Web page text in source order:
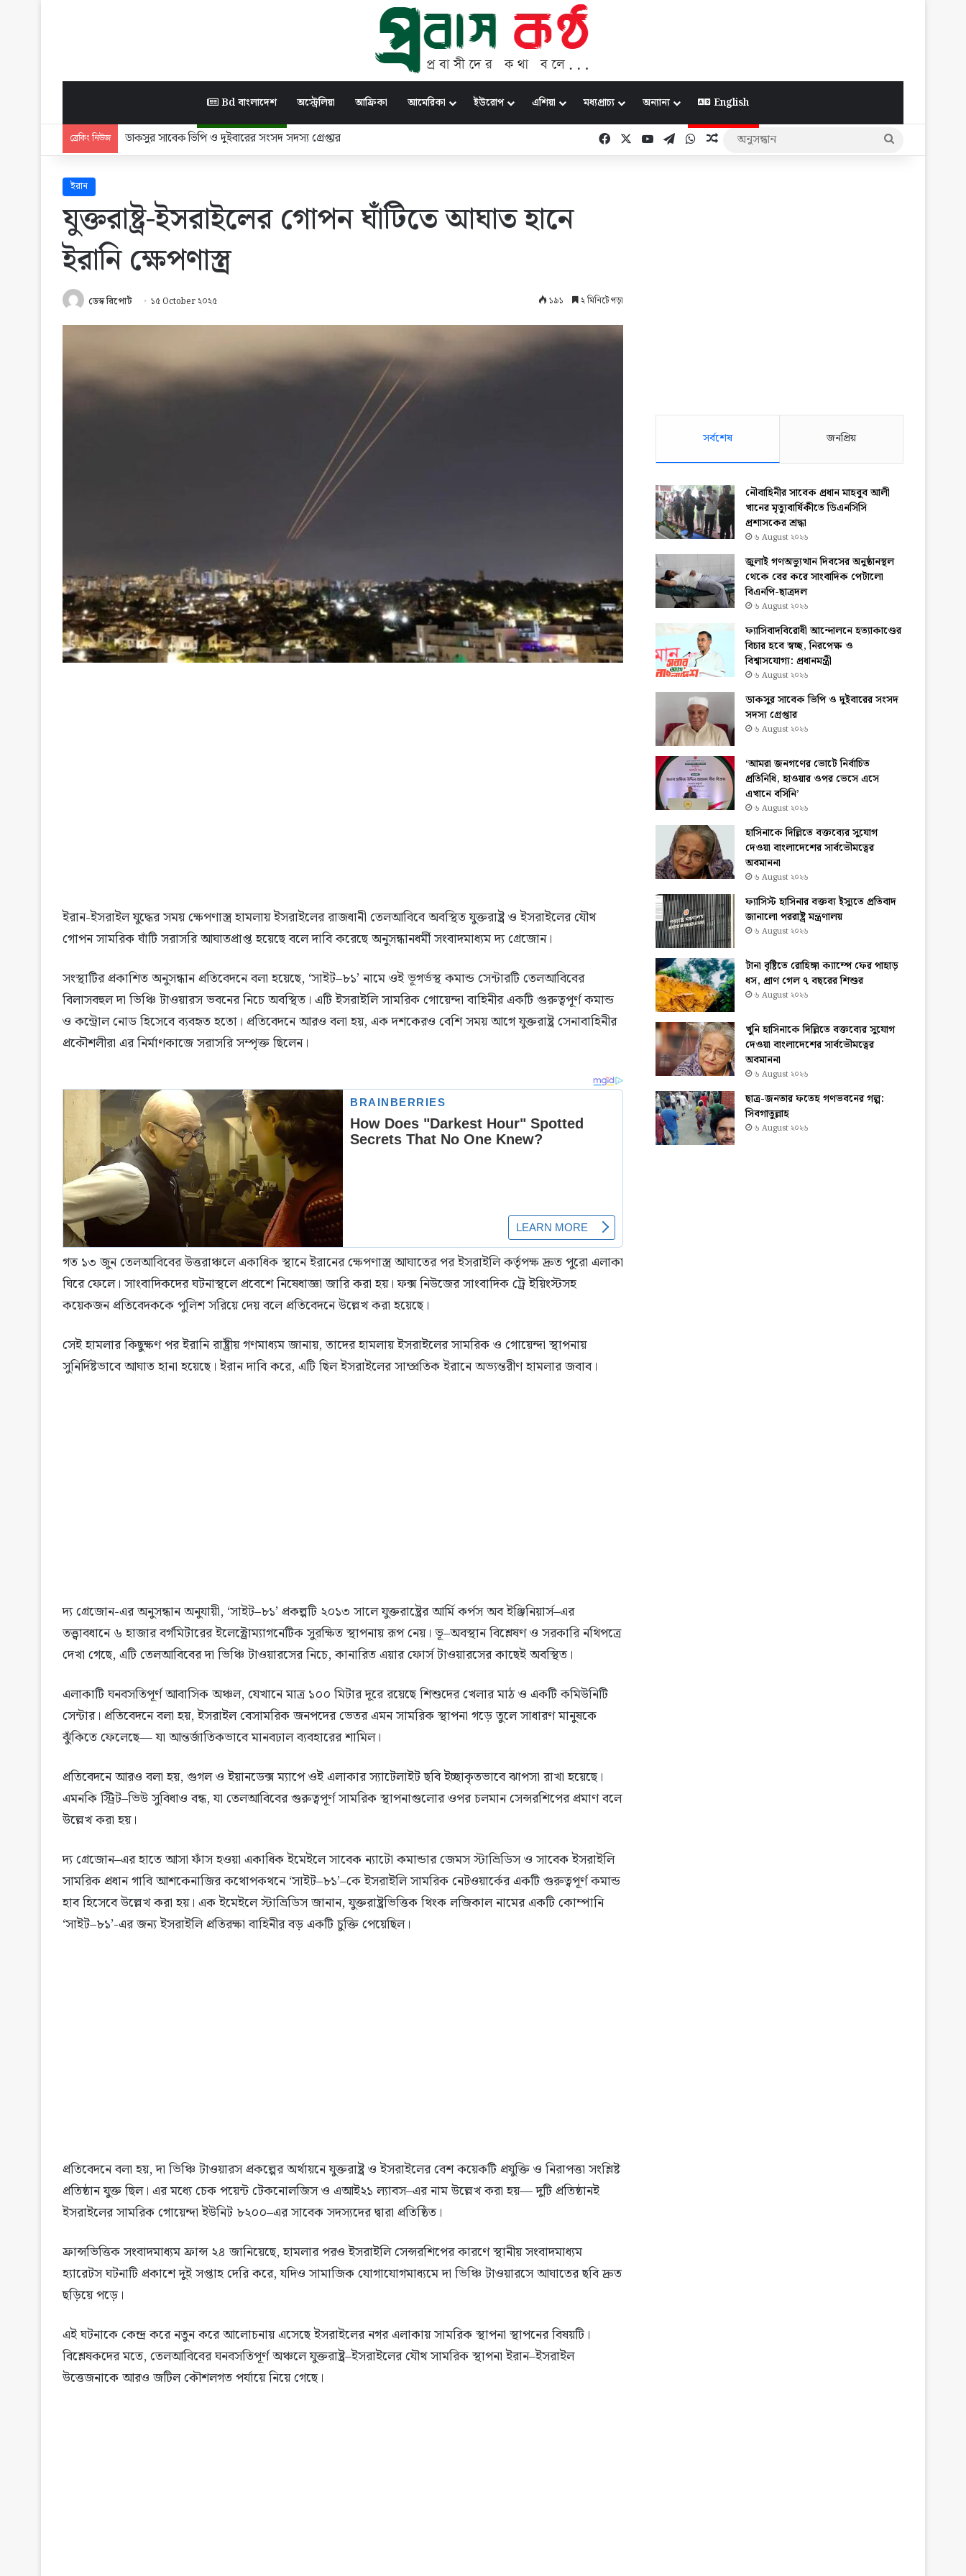
Bd বাংলাদেশ অস্ট্রেলিয়া আফ্রিকা আমেরিকা ইউরোপ এশিয়া মধ্যপ্রাচ্য অন্যান্য English
ব্রেকিং নিউজ ‘আমরা জনগণের ভোটে নির্বাচিত প্রতিনিধি, হাওয়ার ওপর ভেসে এসে এখানে বসিনি’ Facebook YouTubeTelegramWhatsApp
Random Article
ইরান
যুক্তরাষ্ট্র-ইসরাইলের গোপন ঘাঁটিতে আঘাত হানে
ইরানি ক্ষেপণাস্ত্র
ডেস্ক রিপোর্ট ১৫ October ২০২৫ ১৯১ ২ মিনিটে পড়া
ইরান-ইসরাইল যুদ্ধের সময় ক্ষেপণাস্ত্র হামলায় ইসরাইলের রাজধানী তেলআবিবে অবস্থিত যুক্তরাষ্ট্র ও ইসরাইলের যৌথ
গোপন সামরিক ঘাঁটি সরাসরি আঘাতপ্রাপ্ত হয়েছে বলে দাবি করেছে অনুসন্ধানধর্মী সংবাদমাধ্যম দ্য গ্রেজোন।
সংস্থাটির প্রকাশিত অনুসন্ধান প্রতিবেদনে বলা হয়েছে, ‘সাইট–৮১’ নামে ওই ভূগর্ভস্থ কমান্ড সেন্টারটি তেলআবিবের
বিলাসবহুল দা ভিঞ্চি টাওয়ারস ভবনের নিচে অবস্থিত। এটি ইসরাইলি সামরিক গোয়েন্দা বাহিনীর একটি গুরুত্বপূর্ণ কমান্ড
ও কন্ট্রোল নোড হিসেবে ব্যবহৃত হতো। প্রতিবেদনে আরও বলা হয়, এক দশকেরও বেশি সময় আগে যুক্তরাষ্ট্র সেনাবাহিনীর
প্রকৌশলীরা এর নির্মাণকাজে সরাসরি সম্পৃক্ত ছিলেন।
গত ১৩ জুন তেলআবিবের উত্তরাঞ্চলে একাধিক স্থানে ইরানের ক্ষেপণাস্ত্র আঘাতের পর ইসরাইলি কর্তৃপক্ষ দ্রুত পুরো এলাকা
ঘিরে ফেলে। সাংবাদিকদের ঘটনাস্থলে প্রবেশে নিষেধাজ্ঞা জারি করা হয়। ফক্স নিউজের সাংবাদিক ট্রে ইয়িংস্টসহ
কয়েকজন প্রতিবেদককে পুলিশ সরিয়ে দেয় বলে প্রতিবেদনে উল্লেখ করা হয়েছে।
সেই হামলার কিছুক্ষণ পর ইরানি রাষ্ট্রীয় গণমাধ্যম জানায়, তাদের হামলায় ইসরাইলের সামরিক ও গোয়েন্দা স্থাপনায়
সুনির্দিষ্টভাবে আঘাত হানা হয়েছে। ইরান দাবি করে, এটি ছিল ইসরাইলের সাম্প্রতিক ইরানে অভ্যন্তরীণ হামলার জবাব।
দ্য গ্রেজোন-এর অনুসন্ধান অনুযায়ী, ‘সাইট–৮১’ প্রকল্পটি ২০১৩ সালে যুক্তরাষ্ট্রের আর্মি কর্পস অব ইঞ্জিনিয়ার্স–এর
তত্ত্বাবধানে ৬ হাজার বর্গমিটারের ইলেক্ট্রোম্যাগনেটিক সুরক্ষিত স্থাপনায় রূপ নেয়। ভূ–অবস্থান বিশ্লেষণ ও সরকারি নথিপত্রে
দেখা গেছে, এটি তেলআবিবের দা ভিঞ্চি টাওয়ারসের নিচে, কানারিত এয়ার ফোর্স টাওয়ারসের কাছেই অবস্থিত।
এলাকাটি ঘনবসতিপূর্ণ আবাসিক অঞ্চল, যেখানে মাত্র ১০০ মিটার দূরে রয়েছে শিশুদের খেলার মাঠ ও একটি কমিউনিটি
সেন্টার। প্রতিবেদনে বলা হয়, ইসরাইল বেসামরিক জনপদের ভেতর এমন সামরিক স্থাপনা গড়ে তুলে সাধারণ মানুষকে
ঝুঁকিতে ফেলেছে— যা আন্তর্জাতিকভাবে মানবঢাল ব্যবহারের শামিল।
প্রতিবেদনে আরও বলা হয়, গুগল ও ইয়ানডেক্স ম্যাপে ওই এলাকার স্যাটেলাইট ছবি ইচ্ছাকৃতভাবে ঝাপসা রাখা হয়েছে।
এমনকি স্ট্রিট–ভিউ সুবিধাও বন্ধ, যা তেলআবিবের গুরুত্বপূর্ণ সামরিক স্থাপনাগুলোর ওপর চলমান সেন্সরশিপের প্রমাণ বলে
উল্লেখ করা হয়।
দ্য গ্রেজোন–এর হাতে আসা ফাঁস হওয়া একাধিক ইমেইলে সাবেক ন্যাটো কমান্ডার জেমস স্টাভ্রিডিস ও সাবেক ইসরাইলি
সামরিক প্রধান গাবি আশকেনাজির কথোপকথনে ‘সাইট–৮১’–কে ইসরাইলি সামরিক নেটওয়ার্কের একটি গুরুত্বপূর্ণ কমান্ড
হাব হিসেবে উল্লেখ করা হয়। এক ইমেইলে স্টাভ্রিডিস জানান, যুক্তরাষ্ট্রভিত্তিক থিংক লজিকাল নামের একটি কোম্পানি
‘সাইট–৮১’-এর জন্য ইসরাইলি প্রতিরক্ষা বাহিনীর বড় একটি চুক্তি পেয়েছিল।
প্রতিবেদনে বলা হয়, দা ভিঞ্চি টাওয়ারস প্রকল্পের অর্থায়নে যুক্তরাষ্ট্র ও ইসরাইলের বেশ কয়েকটি প্রযুক্তি ও নিরাপত্তা সংশ্লিষ্ট
প্রতিষ্ঠান যুক্ত ছিল। এর মধ্যে চেক পয়েন্ট টেকনোলজিস ও এআই২১ ল্যাবস–এর নাম উল্লেখ করা হয়— দুটি প্রতিষ্ঠানই
ইসরাইলের সামরিক গোয়েন্দা ইউনিট ৮২০০–এর সাবেক সদস্যদের দ্বারা প্রতিষ্ঠিত।
ফ্রান্সভিত্তিক সংবাদমাধ্যম ফ্রান্স ২৪ জানিয়েছে, হামলার পরও ইসরাইলি সেন্সরশিপের কারণে স্থানীয় সংবাদমাধ্যম
হ্যারেটস ঘটনাটি প্রকাশে দুই সপ্তাহ দেরি করে, যদিও সামাজিক যোগাযোগমাধ্যমে দা ভিঞ্চি টাওয়ারসে আঘাতের ছবি দ্রুত
ছড়িয়ে পড়ে।
এই ঘটনাকে কেন্দ্র করে নতুন করে আলোচনায় এসেছে ইসরাইলের নগর এলাকায় সামরিক স্থাপনা স্থাপনের বিষয়টি।
বিশ্লেষকদের মতে, তেলআবিবের ঘনবসতিপূর্ণ অঞ্চলে যুক্তরাষ্ট্র–ইসরাইলের যৌথ সামরিক স্থাপনা ইরান–ইসরাইল
উত্তেজনাকে আরও জটিল কৌশলগত পর্যায়ে নিয়ে গেছে।
সর্বশেষ জনপ্রিয়
নৌবাহিনীর সাবেক প্রধান মাহবুব আলী
খানের মৃত্যুবার্ষিকীতে ডিএনসিসি
প্রশাসকের শ্রদ্ধা
৬ August ২০২৬
জুলাই গণঅভ্যুত্থান দিবসের অনুষ্ঠানস্থল
থেকে বের করে সাংবাদিক পেটালো
বিএনপি-ছাত্রদল
৬ August ২০২৬
ফ্যাসিবাদবিরোধী আন্দোলনে হত্যাকাণ্ডের
বিচার হবে স্বচ্ছ, নিরপেক্ষ ও
বিশ্বাসযোগ্য: প্রধানমন্ত্রী
৬ August ২০২৬
ডাকসুর সাবেক ভিপি ও দুইবারের সংসদ
সদস্য গ্রেপ্তার
৬ August ২০২৬
‘আমরা জনগণের ভোটে নির্বাচিত
প্রতিনিধি, হাওয়ার ওপর ভেসে এসে
এখানে বসিনি’
৬ August ২০২৬
হাসিনাকে দিল্লিতে বক্তব্যের সুযোগ
দেওয়া বাংলাদেশের সার্বভৌমত্বের
অবমাননা
৬ August ২০২৬
ফ্যাসিস্ট হাসিনার বক্তব্য ইস্যুতে প্রতিবাদ
জানালো পররাষ্ট্র মন্ত্রণালয়
৬ August ২০২৬
টানা বৃষ্টিতে রোহিঙ্গা ক্যাম্পে ফের পাহাড়
ধস, প্রাণ গেল ৭ বছরের শিশুর
৬ August ২০২৬
খুনি হাসিনাকে দিল্লিতে বক্তব্যের সুযোগ
দেওয়া বাংলাদেশের সার্বভৌমত্বের
অবমাননা
৬ August ২০২৬
ছাত্র-জনতার ফতেহ গণভবনের গল্প:
সিবগাতুল্লাহ
৬ August ২০২৬